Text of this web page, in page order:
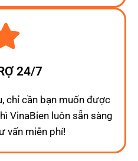
24/7
chỉ cần bạn muốn được
VinaBien luôn sẵn sàng
vấn miễn phí!